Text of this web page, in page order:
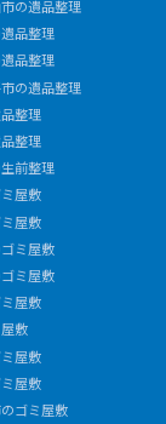
の遺品整理
品整理
品整理
の遺品整理
整理
整理
前整理
屋敷
屋敷
ミ屋敷
ミ屋敷
屋敷
敷
屋敷
屋敷
ゴミ屋敷